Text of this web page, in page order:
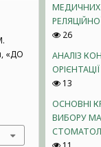
«ДО
МЕДИЧНИХ
26
АНАЛІЗ
13
ОСНОВНІ
ВИБОРУ